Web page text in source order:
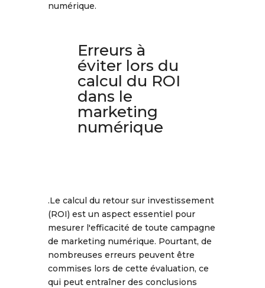
numérique.
Erreurs à
éviter lors du
calcul du ROI
dans le
marketing
numérique
.Le calcul du retour sur investissement
(ROI) est un aspect essentiel pour
mesurer l'efficacité de toute campagne
de marketing numérique. Pourtant, de
nombreuses erreurs peuvent être
commises lors de cette évaluation, ce
qui peut entraîner des conclusions